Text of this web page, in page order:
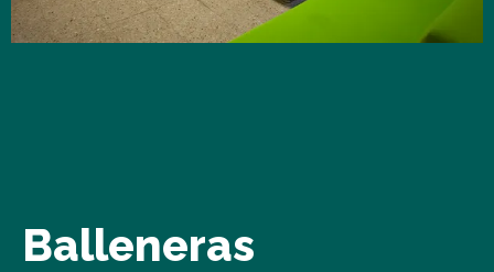
Balleneras